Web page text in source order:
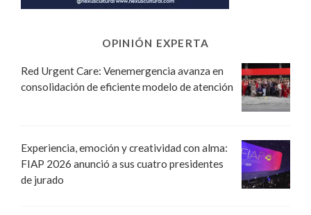
OPINIÓN EXPERTA
Red Urgent Care: Venemergencia avanza en
consolidación de eficiente modelo de atención
Experiencia, emoción y creatividad con alma:
FIAP 2026 anunció a sus cuatro presidentes
de jurado